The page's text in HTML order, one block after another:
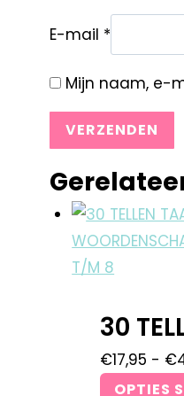
E-mail *
Mijn naam, e-
30
€17,95 - €
OPTIES